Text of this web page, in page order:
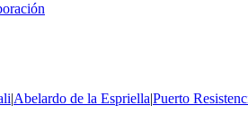
|Abelardo de la Espriella|Puerto